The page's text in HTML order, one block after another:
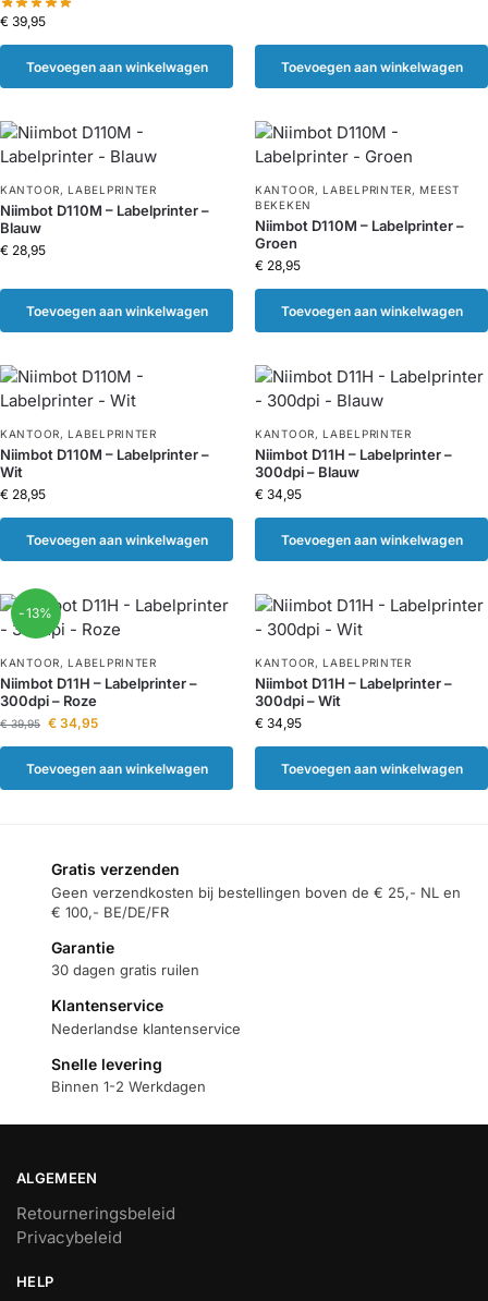
€ 39,95
Toevoegen aan winkelwagen Toevoegen aan winkelwagen
KANTOOR, LABELPRINTER
Niimbot D110M – Labelprinter –
Blauw
€ 28,95
Toevoegen aan winkelwagen
KANTOOR, LABELPRINTER, MEEST
BEKEKEN
Niimbot D110M – Labelprinter –
Groen
€ 28,95
Toevoegen aan winkelwagen
KANTOOR, LABELPRINTER
Niimbot D110M – Labelprinter –
Wit
€ 28,95
Toevoegen aan winkelwagen
KANTOOR, LABELPRINTER
Niimbot D11H – Labelprinter –
300dpi – Blauw
€ 34,95
Toevoegen aan winkelwagen
-13%
KANTOOR, LABELPRINTER
Niimbot D11H – Labelprinter –
300dpi – Roze
€39,95 € 34,95
Toevoegen aan winkelwagen
KANTOOR, LABELPRINTER
Niimbot D11H – Labelprinter –
300dpi – Wit
€ 34,95
Toevoegen aan winkelwagen
Gratis verzenden
Geen verzendkosten bij bestellingen boven de € 25,- NL en
€ 100,- BE/DE/FR
Garantie
30 dagen gratis ruilen
Klantenservice
Nederlandse klantenservice
Snelle levering
Binnen 1-2 Werkdagen
ALGEMEEN
Retourneringsbeleid
Privacybeleid
HELP